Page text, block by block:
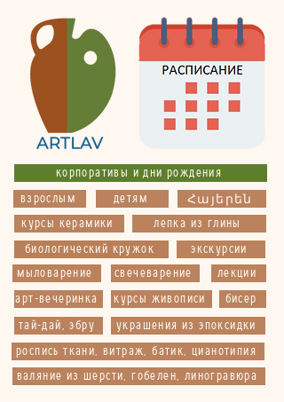
корпоративы и дни рождения
детям
взрослым Հայերեն
украшения из эпоксидки
мыловарение свечеварение
арт-вечеринка бисер
тай-дай, эбру
экскурсии
лепка из глины
роспись ткани, витраж, батик, цианотипия
курсы живописи
лекции
биологический кружок
курсы керамики
валяние из шерсти, гобелен, линогравюра